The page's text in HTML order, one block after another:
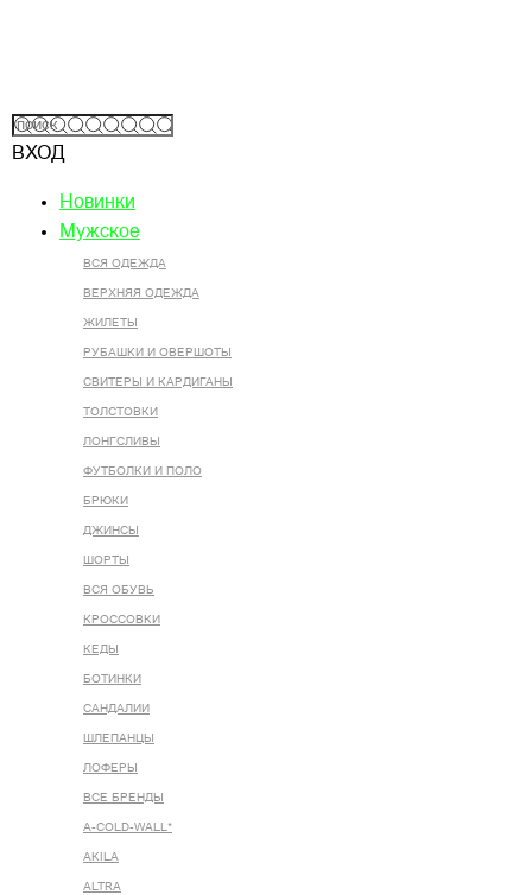
ВХОД
Новинки
Мужское
ВСЯ ОДЕЖДА
ВЕРХНЯЯ ОДЕЖДА
ЖИЛЕТЫ
РУБАШКИ И ОВЕРШОТЫ
СВИТЕРЫ И КАРДИГАНЫ
ТОЛСТОВКИ
ЛОНГСЛИВЫ
ФУТБОЛКИ И ПОЛО
БРЮКИ
ДЖИНСЫ
ШОРТЫ
ВСЯ ОБУВЬ
КРОССОВКИ
КЕДЫ
БОТИНКИ
САНДАЛИИ
ШЛЕПАНЦЫ
ЛОФЕРЫ
ВСЕ БРЕНДЫ
A-COLD-WALL*
AKILA
ALTRA